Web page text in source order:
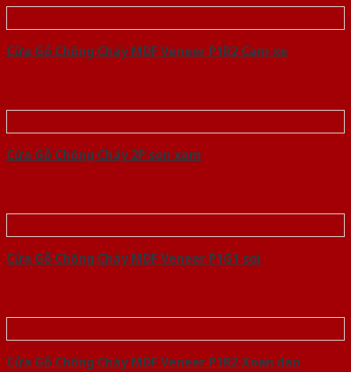
Cửa Gỗ Chống Cháy MDF Veneer P1R2 Cam xe
Cửa Gỗ Chống Cháy 2P son xam
Cửa Gỗ Chống Cháy MDF Veneer P1G1 soi
Cửa Gỗ Chống Cháy MDF Veneer P1R2 Xoan dao